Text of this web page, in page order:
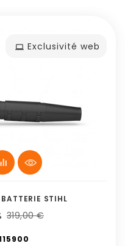
Exclusivité web
STIHL
319,00 €